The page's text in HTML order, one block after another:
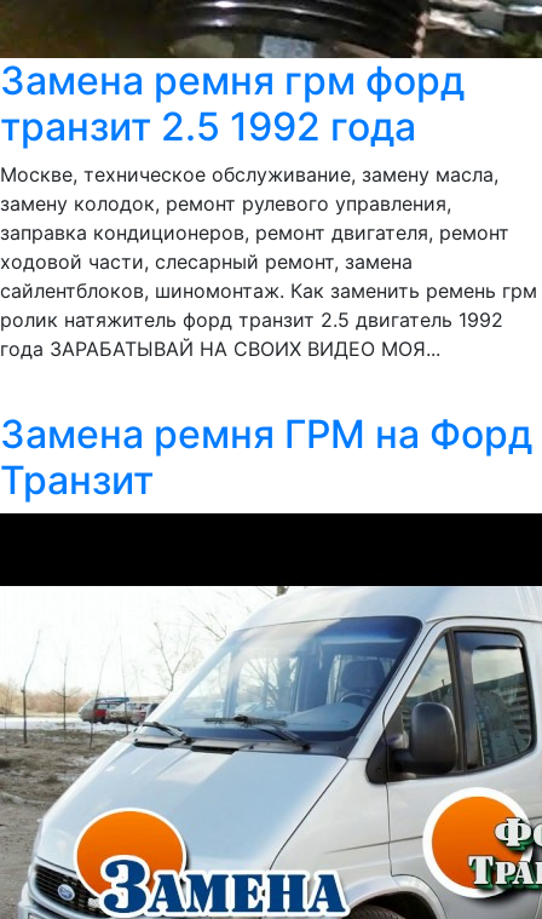
Замена ремня грм форд
транзит 2.5 1992 года
Москве, техническое обслуживание, замену масла,
замену колодок, ремонт рулевого управления,
заправка кондиционеров, ремонт двигателя, ремонт
ходовой части, слесарный ремонт, замена
сайлентблоков, шиномонтаж. Как заменить ремень грм
ролик натяжитель форд транзит 2.5 двигатель 1992
года ЗАРАБАТЫВАЙ НА СВОИХ ВИДЕО МОЯ...
Замена ремня ГРМ на Форд
Транзит